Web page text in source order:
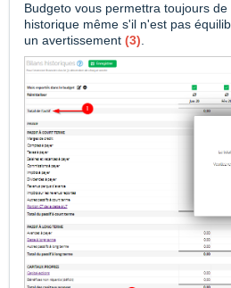
Budgeto vous permettra toujours
historique même s'il n'est pas
un avertissement (3).